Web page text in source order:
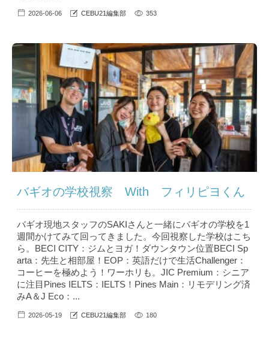
2026-06-06 CEBU21編集部 353
バギオの学校視察 With フィリピヨくん
バギオ現地スタッフのSAKIさんと一緒にバギオの学校を1
週間かけてみて回ってきました。今回視察した学校はこち
ら。BECI CITY：ジムとヨガ！ダウンタウン位置BECI Sp
arta：先生と相部屋！EOP：英語だけで生活Challenger：
コーヒーを極めよう！ワーホリも。JIC Premium：シニア
に注目Pines IELTS：IELTS！Pines Main：リモデリング済
みA＆J Eco：...
2026-05-19 CEBU21編集部 180